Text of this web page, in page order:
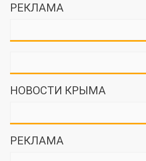
РЕКЛАМА
НОВОСТИ КРЫМА
РЕКЛАМА